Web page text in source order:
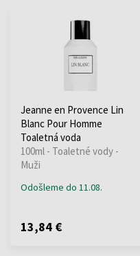
Jeanne en Provence Lin
Blanc Pour Homme
Toaletná voda
100ml - Toaletné vody -
Muži
Odošleme do 11.08.
13,84 €